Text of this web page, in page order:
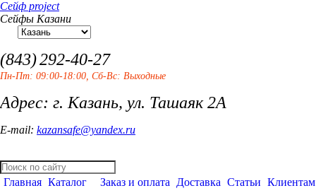
Сейф project
Сейфы Казани
(843)292-40-27
Пн-Пт: 09:00-18:00, Сб-Вс: Выходные
Адрес: г. Казань, ул. Ташаяк 2А
E-mail: kazansafe@yandex.ru
Главная Каталог Заказ и оплата Доставка Статьи Клиентам